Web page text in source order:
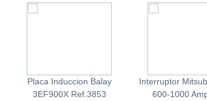
Placa Induccion Balay
3EF900X Ref.3853
Interruptor
600-1000